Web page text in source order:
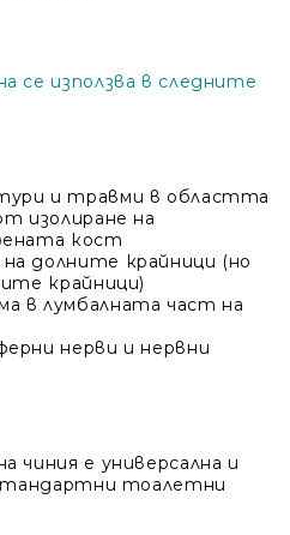
се използва в следните
и травми в областта
изолиране на
кост
долните крайници (но
крайници)
в лумбалната част на
нерви и нервни
чиния е универсална и
тоалетни